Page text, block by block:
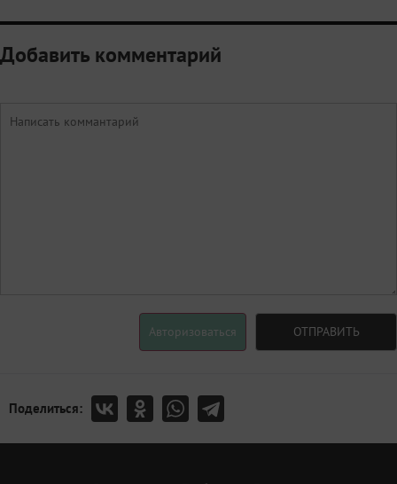
Добавить комментарий
Авторизоваться ОТПРАВИТЬ
Поделиться: